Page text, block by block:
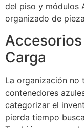
del piso y módulos
organizado de
Accesorios
Carga
La organización no
contenedores
categorizar el
pierda tiempo